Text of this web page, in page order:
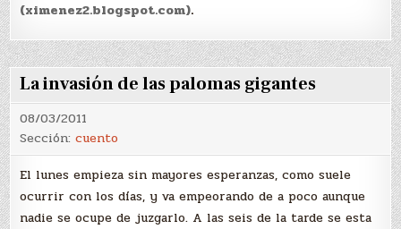
(ximenez2.blogspot.com).
La invasión de las palomas gigantes
08/03/2011
Sección:cuento
El lunes empieza sin mayores esperanzas, como suele
ocurrir con los días, y va empeorando de a poco aunque
nadie se ocupe de juzgarlo. A las seis de la tarde se esta